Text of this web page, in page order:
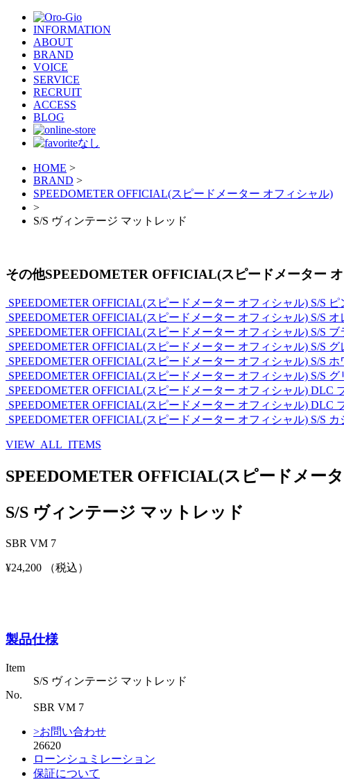
INFORMATION
ABOUT
BRAND
VOICE
SERVICE
RECRUIT
ACCESS
BLOG
HOME >
BRAND >
SPEEDOMETER OFFICIAL(スピードメーター オフィシャル)
>
S/S ヴィンテージ マットレッド
その他SPEEDOMETER OFFICIAL(スピードメーター
SPEEDOMETER OFFICIAL(スピードメーター オフィシャル) S/S ピ
SPEEDOMETER OFFICIAL(スピードメーター オフィシャル) S/S オ
SPEEDOMETER OFFICIAL(スピードメーター オフィシャル) S/S ブ
SPEEDOMETER OFFICIAL(スピードメーター オフィシャル) S/S グ
SPEEDOMETER OFFICIAL(スピードメーター オフィシャル) S/S ホ
SPEEDOMETER OFFICIAL(スピードメーター オフィシャル) S/S グ
SPEEDOMETER OFFICIAL(スピードメーター オフィシャル) DLC
SPEEDOMETER OFFICIAL(スピードメーター オフィシャル) DLC
SPEEDOMETER OFFICIAL(スピードメーター オフィシャル) S/S カ
VIEW ALL ITEMS
SPEEDOMETER OFFICIAL(スピードメー
S/S ヴィンテージ マットレッド
SBR VM 7
¥24,200 （税込）
製品仕様
Item
S/S ヴィンテージ マットレッド
No.
SBR VM 7
>お問い合わせ
26620
ローンシュミレーション
保証について